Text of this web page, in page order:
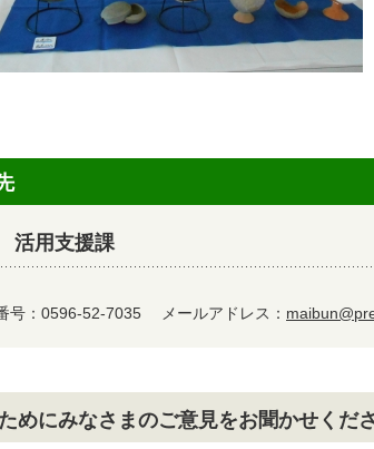
活用支援課
号：0596-52-7035 メールアドレス：
めにみなさまのご意見をお聞かせくだ